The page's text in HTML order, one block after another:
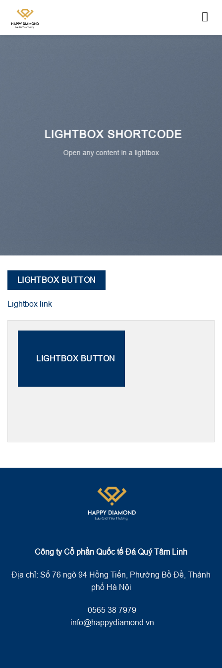
LIGHTBOX SHORTCODE
Open any content in a lightbox
LIGHTBOX BUTTON
Lightbox link
LIGHTBOX BUTTON
Công ty Cổ phần Quốc tế Đá Quý Tâm Linh
Địa chỉ: Số 76 ngõ 94 Hồng Tiến, Phường Bồ Đề, Thành
phố Hà Nội
0565 38 7979
info@happydiamond.vn